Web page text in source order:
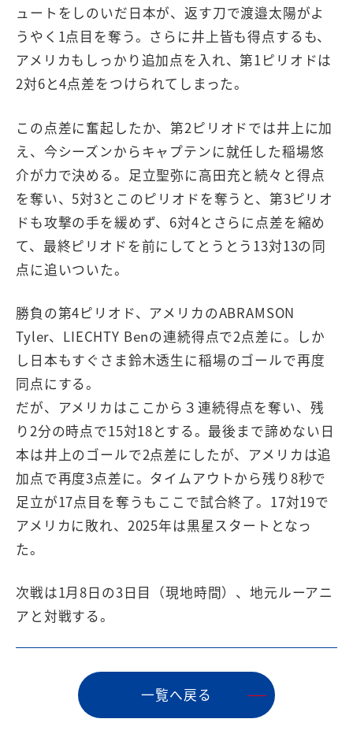
ュートをしのいだ日本が、返す刀で渡邉太陽がよ
うやく1点目を奪う。さらに井上皆も得点するも、
アメリカもしっかり追加点を入れ、第1ピリオドは
2対6と4点差をつけられてしまった。
この点差に奮起したか、第2ピリオドでは井上に加
え、今シーズンからキャプテンに就任した稲場悠
介が力で決める。足立聖弥に高田充と続々と得点
を奪い、5対3とこのピリオドを奪うと、第3ピリオ
ドも攻撃の手を緩めず、6対4とさらに点差を縮め
て、最終ピリオドを前にしてとうとう13対13の同
点に追いついた。
勝負の第4ピリオド、アメリカのABRAMSON
Tyler、LIECHTY Benの連続得点で2点差に。しか
し日本もすぐさま鈴木透生に稲場のゴールで再度
同点にする。
だが、アメリカはここから３連続得点を奪い、残
り2分の時点で15対18とする。最後まで諦めない日
本は井上のゴールで2点差にしたが、アメリカは追
加点で再度3点差に。タイムアウトから残り8秒で
足立が17点目を奪うもここで試合終了。17対19で
アメリカに敗れ、2025年は黒星スタートとなっ
た。
次戦は1月8日の3日目（現地時間）、地元ルーアニ
アと対戦する。
⼀覧へ戻る